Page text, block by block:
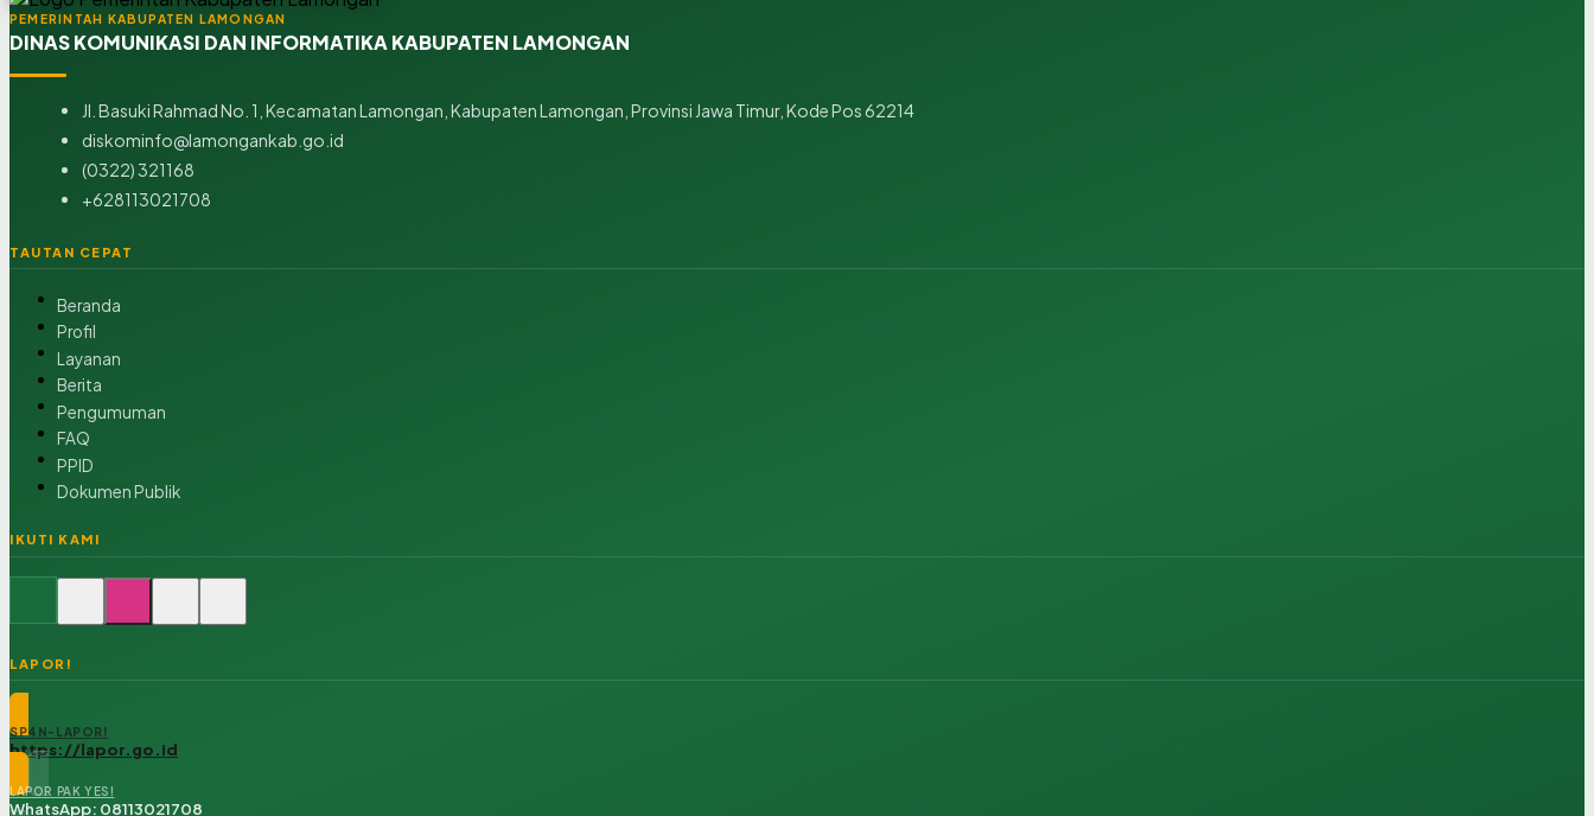
PEMERINTAH KABUPATEN LAMONGAN
DINAS KOMUNIKASI DAN INFORMATIKA KABUPATEN LAMONGAN
Jl. Basuki Rahmad No. 1, Kecamatan Lamongan, Kabupaten Lamongan, Provinsi Jawa Timur, Kode Pos 62214
diskominfo@lamongankab.go.id
(0322) 321168
+628113021708
TAUTAN CEPAT
Beranda
Profil
Layanan
Berita
Pengumuman
FAQ
PPID
Dokumen Publik
IKUTI KAMI
LAPOR!
SP4N-LAPOR!
https://lapor.go.id
LAPOR PAK YES!
WhatsApp: 08113021708